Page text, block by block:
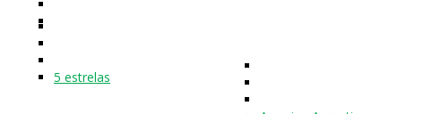
5 estrelas